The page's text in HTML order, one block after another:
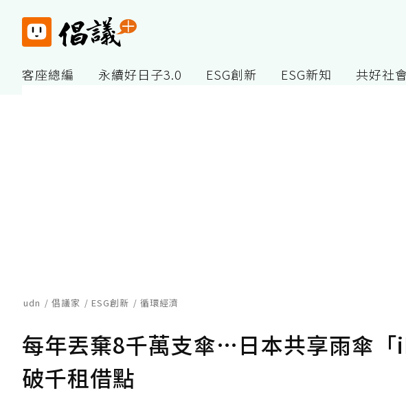
客座總編 永續好日子3.0 ESG創新 ESG新知 共好社
udn 倡議家 ESG創新 循環經濟
每年丟棄8千萬支傘…日本共享雨傘
破千租借點